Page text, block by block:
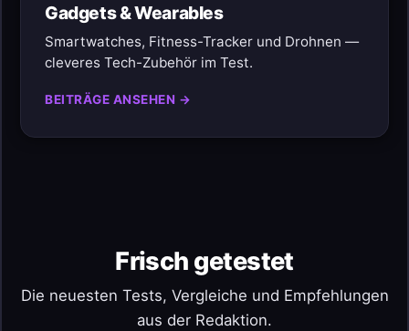
Gadgets & Wearables
Smartwatches, Fitness-Tracker und Drohnen —
cleveres Tech-Zubehör im Test.
BEITRÄGE ANSEHEN →
Frisch getestet
Die neuesten Tests, Vergleiche und Empfehlungen
aus der Redaktion.